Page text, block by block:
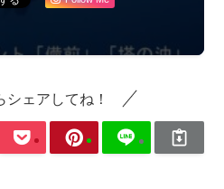
シェアしてね！